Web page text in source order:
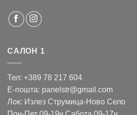
САЛОН 1
Тел: +389 78 217 604
Е-пошта: panelstr@gmail.com
Лок: Излез Струмица-Ново Село